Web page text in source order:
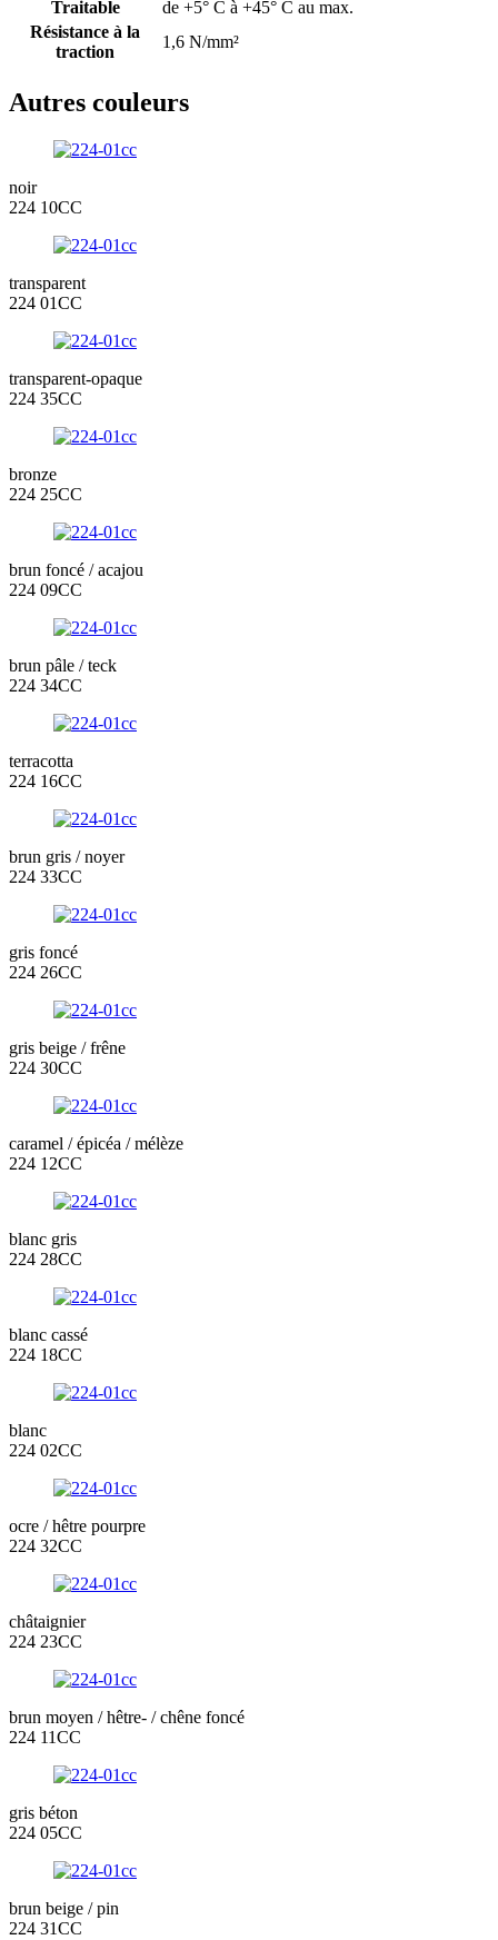
Traitable
de +5° C à +45° C au max.
Résistance à la
traction
1,6 N/mm²
Autres couleurs
noir
224 10CC
transparent
224 01CC
transparent-opaque
224 35CC
bronze
224 25CC
brun foncé / acajou
224 09CC
brun pâle / teck
224 34CC
terracotta
224 16CC
brun gris / noyer
224 33CC
gris foncé
224 26CC
gris beige / frêne
224 30CC
caramel / épicéa / mélèze
224 12CC
blanc gris
224 28CC
blanc cassé
224 18CC
blanc
224 02CC
ocre / hêtre pourpre
224 32CC
châtaignier
224 23CC
brun moyen / hêtre- / chêne foncé
224 11CC
gris béton
224 05CC
brun beige / pin
224 31CC